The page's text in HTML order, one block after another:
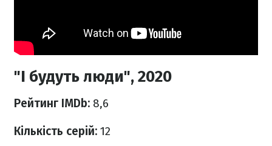
"І будуть люди", 2020
Рейтинг IMDb: 8,6
Кількість серій: 12